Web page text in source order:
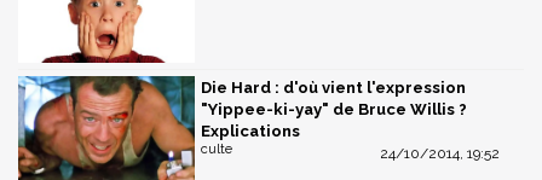
Die Hard : d'où vient l'expression
"Yippee-ki-yay" de Bruce Willis ?
Explications
24/10/2014, 19:52
culte